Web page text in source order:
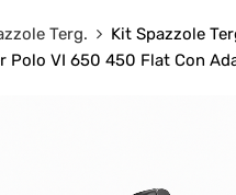
Terg.
Kit Spazzole
Polo VI 650 450 Flat Con